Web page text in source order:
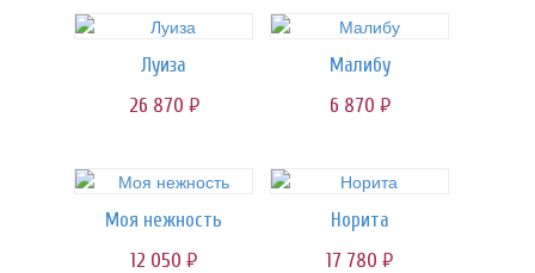
Луиза
26 870 руб.
Малибу
6 870 руб.
Моя нежность
12 050 руб.
Норита
17 780 руб.